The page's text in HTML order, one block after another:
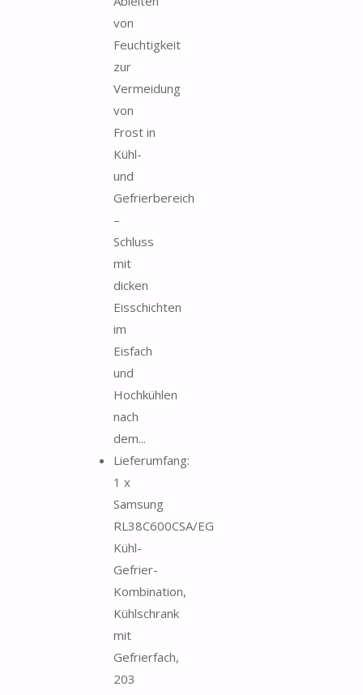
von
Feuchtigkeit
zur
Vermeidung
von
Frost in
Kühl-
und
Gefrierbereich
–
Schluss
mit
dicken
Eisschichten
im
Eisfach
und
Hochkühlen
nach
dem...
Lieferumfang:
1 x
Samsung
RL38C600CSA/EG
Kühl-
Gefrier-
Kombination,
Kühlschrank
mit
Gefrierfach,
203